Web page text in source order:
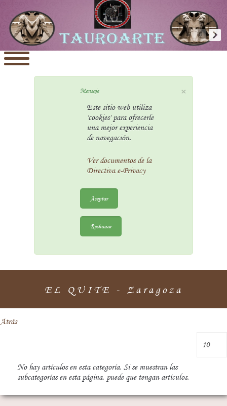
×
Mensaje
Este sitio web utiliza
'cookies' para ofrecerle
una mejor experiencia
de navegación.
Ver documentos de la
Directiva e-Privacy
Aceptar
Rechazar
EL QUITE - Zaragoza
Atrás
No hay artículos en esta categoría. Si se muestran las
subcategorías en esta página, puede que tengan artículos.